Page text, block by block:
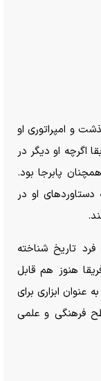
میلادی درگذشت و امپراتوری او
او دیگر در
پابرجا بود.
او در
تاریخ شناخته
هنوز هم قابل
ابزاری برای
فرهنگی و علمی